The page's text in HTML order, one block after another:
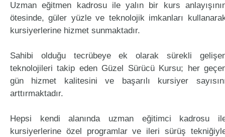
Uzman eğitmen kadrosu ile yalın bir kurs
ötesinde, güler yüzle ve teknolojik imkanları
kursiyerlerine hizmet sunmaktadır.
Sahibi olduğu tecrübeye ek olarak sürekli
teknolojileri takip eden Güzel Sürücü Kursu; her
gün hizmet kalitesini ve başarılı kursiyer
arttırmaktadır.
Hepsi kendi alanında uzman eğitimci kadrosu
kursiyerlerine özel programlar ve ileri sürüş